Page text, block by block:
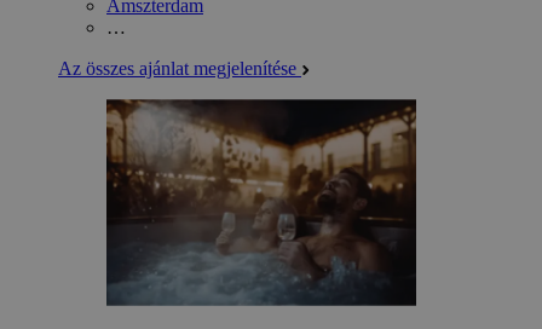
Amszterdam
…
Az összes ajánlat megjelenítése